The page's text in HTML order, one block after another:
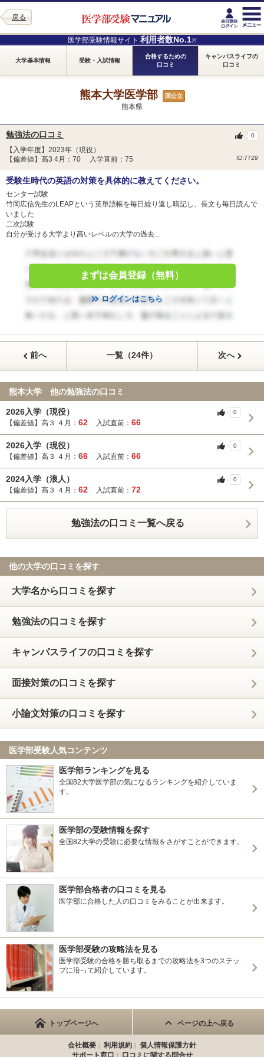
戻る
医学部受験情報サイト 利用者数No.1※
大学基本情報 受験・入試情報
合格するための
口コミ
キャンパスライフの
口コミ
熊本大学医学部 国公立
熊本県
勉強法の口コミ
【入学年度】2023年（現役）
【偏差値】高3 4月：70 入学直前：75
ID:7729
0
受験生時代の英語の対策を具体的に教えてください。
センター試験
竹岡広信先生のLEAPという英単語帳を毎日繰り返し暗記し、長文も毎日読んで
いました
二次試験
自分が受ける大学より高いレベルの大学の過去...
まずは会員登録（無料）
ログインはこちら
前へ 一覧（24件） 次へ
熊本大学 他の勉強法の口コミ
2026入学（現役）
【偏差値】高３ ４月： 62 入試直前： 66
0
2026入学（現役）
【偏差値】高３ ４月： 66 入試直前： 66
0
2024入学（浪人）
【偏差値】高３ ４月： 62 入試直前： 72
0
勉強法の口コミ一覧へ戻る
他の大学の口コミを探す
大学名から口コミを探す
勉強法の口コミを探す
キャンパスライフの口コミを探す
面接対策の口コミを探す
小論文対策の口コミを探す
医学部受験人気コンテンツ
医学部ランキングを見る
全国82大学医学部の気になるランキングを紹介していま
す。
医学部の受験情報を探す
全国82大学の受験に必要な情報をさがすことができます。
医学部合格者の口コミを見る
医学部に合格した人の口コミをみることが出来ます。
医学部受験の攻略法を見る
医学部受験の合格を勝ち取るまでの攻略法を3つのステッ
プに沿って紹介しています。
トップページへ ページの上へ戻る
会社概要 利用規約
個人情報保護方針
サポート窓口
口コミに関する問合せ